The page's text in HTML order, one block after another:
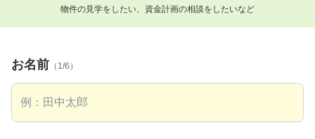
物件の見学をしたい、資金計画の相談をしたいなど
お名前 （1/6）